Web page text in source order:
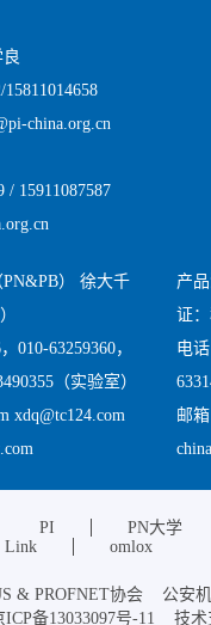
china.org.cn
/ 15911087587
） 徐大千
010-63259360，
（实验室）
xdq@tc124.com
产
证
电
邮
PI PN大学
Link
omlox
& PROFNET协会 公安机
备13033097号-11 技术